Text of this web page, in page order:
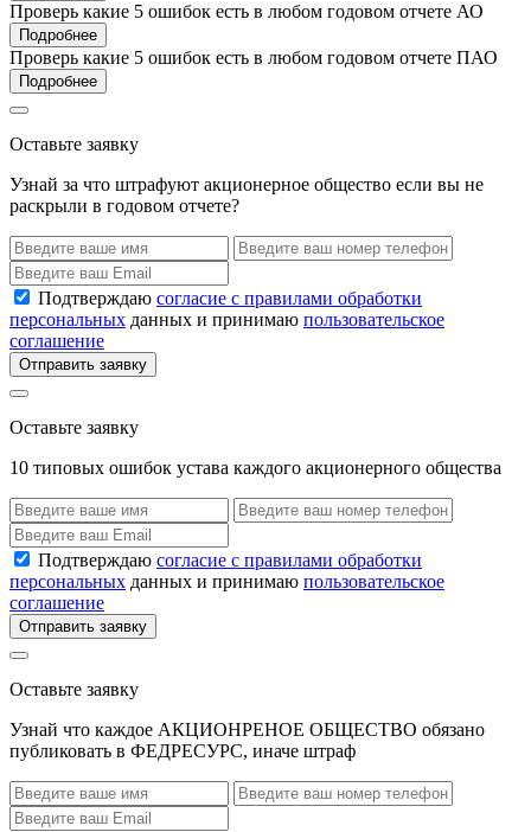
Проверь какие 5 ошибок есть в любом годовом отчете АО
Подробнее
Проверь какие 5 ошибок есть в любом годовом отчете ПАО
Подробнее
Оставьте заявку
Узнай за что штрафуют акционерное общество если вы не
раскрыли в годовом отчете?
Подтверждаю согласие с правилами обработки
персональных данных и принимаю пользовательское
соглашение
Отправить заявку
Оставьте заявку
10 типовых ошибок устава каждого акционерного общества
Подтверждаю согласие с правилами обработки
персональных данных и принимаю пользовательское
соглашение
Отправить заявку
Оставьте заявку
Узнай что каждое АКЦИОНРЕНОЕ ОБЩЕСТВО обязано
публиковать в ФЕДРЕСУРС, иначе штраф